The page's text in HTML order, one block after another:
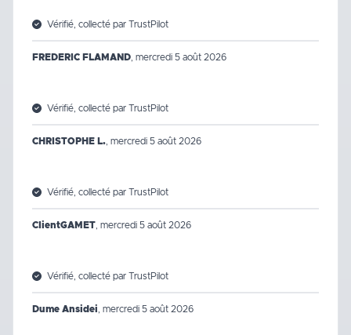
Vérifié, collecté par TrustPilot
FREDERIC FLAMAND mercredi 5 août 2026
Vérifié, collecté par TrustPilot
CHRISTOPHE L. mercredi 5 août 2026
Vérifié, collecté par TrustPilot
ClientGAMET mercredi 5 août 2026
Vérifié, collecté par TrustPilot
Dume Ansidei mercredi 5 août 2026